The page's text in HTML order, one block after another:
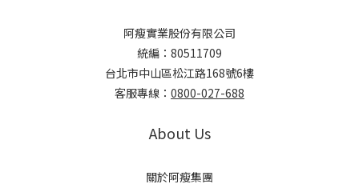
阿瘦實業股份有限公司
統編：80511709
台北市中山區松江路168號6樓
客服專線： 0800-027-688
About Us
關於阿瘦集團